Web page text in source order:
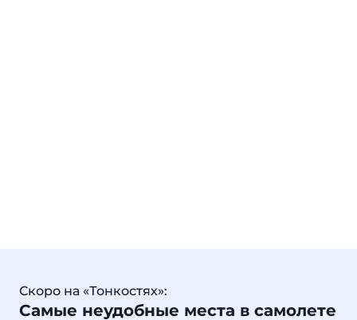
Скоро на «Тонкостях»:
Самые неудобные места в самолете